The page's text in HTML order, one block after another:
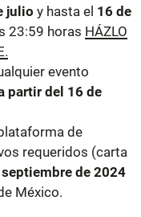
julio y hasta el 16 de
23:59 horas HÁZLO
evento
partir del 16 de
de
requeridos (carta
de 2024
México.